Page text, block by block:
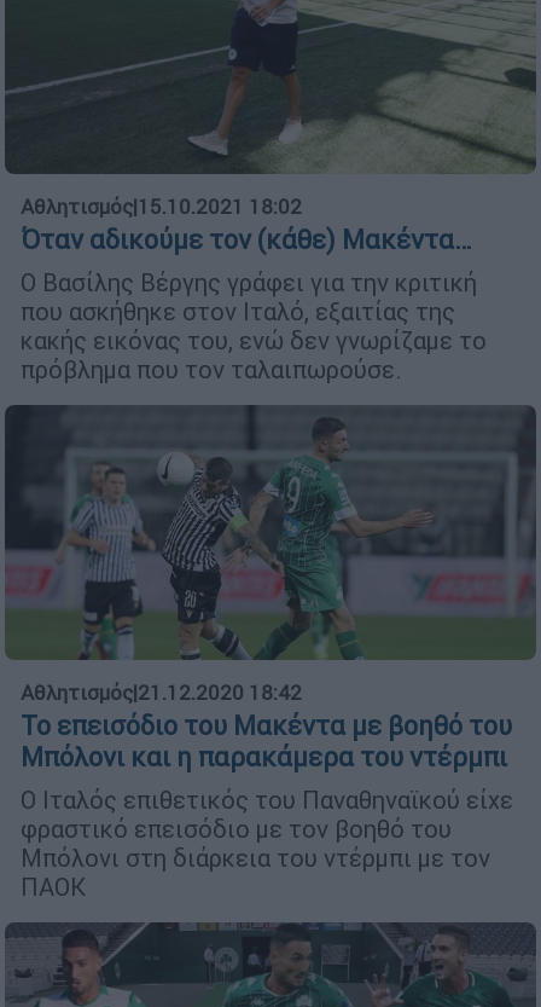
Αθλητισμός|15.10.2021 18:02
Όταν αδικούμε τον (κάθε) Μακέντα…
Ο Βασίλης Βέργης γράφει για την κριτική
που ασκήθηκε στον Ιταλό, εξαιτίας της
κακής εικόνας του, ενώ δεν γνωρίζαμε το
πρόβλημα που τον ταλαιπωρούσε.
Αθλητισμός|21.12.2020 18:42
Το επεισόδιο του Μακέντα με βοηθό του
Μπόλονι και η παρακάμερα του ντέρμπι
Ο Ιταλός επιθετικός του Παναθηναϊκού είχε
φραστικό επεισόδιο με τον βοηθό του
Μπόλονι στη διάρκεια του ντέρμπι με τον
ΠΑΟΚ